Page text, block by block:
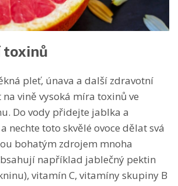
toxinů
pleť, únava a další zdravotní
vině vysoká míra toxinů ve
Do vody přidejte jablka a
nechte toto skvělé ovoce dělat svá
bohatým zdrojem mnoha
například jablečný pektin
vitamín C, vitamíny skupiny B